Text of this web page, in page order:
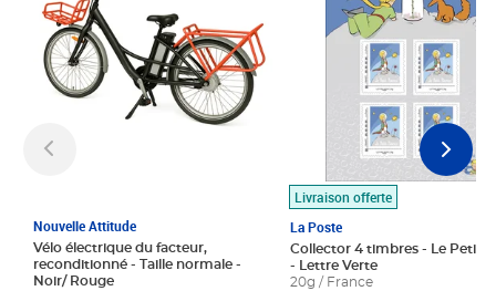
Nouvelle Attitude
Vélo électrique du facteur,
reconditionné - Taille normale -
Noir/ Rouge
Livraison offerte
La Poste
Collector 4 timbres - Le Petit
- Lettre Verte
20g / France